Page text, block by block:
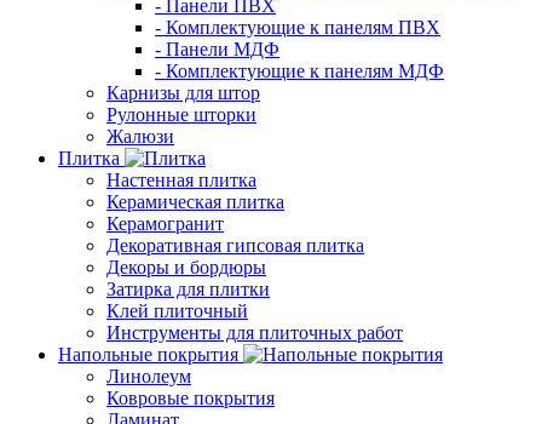
- Панели ПВХ
- Комплектующие к панелям ПВХ
- Панели МДФ
- Комплектующие к панелям МДФ
Карнизы для штор
Рулонные шторки
Жалюзи
Плитка
Настенная плитка
Керамическая плитка
Керамогранит
Декоративная гипсовая плитка
Декоры и бордюры
Затирка для плитки
Клей плиточный
Инструменты для плиточных работ
Напольные покрытия
Линолеум
Ковровые покрытия
Ламинат